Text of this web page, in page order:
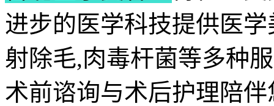
进步的医学科技提供医
射除毛,肉毒杆菌等多种
术前谘询与术后护理陪